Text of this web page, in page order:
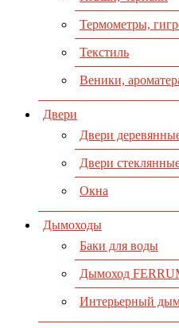
Термометры,
Текстиль
Веники,
Двери
Двери
Двери
Окна
Дымоходы
Баки для воды
Дымоход
Интерьерный